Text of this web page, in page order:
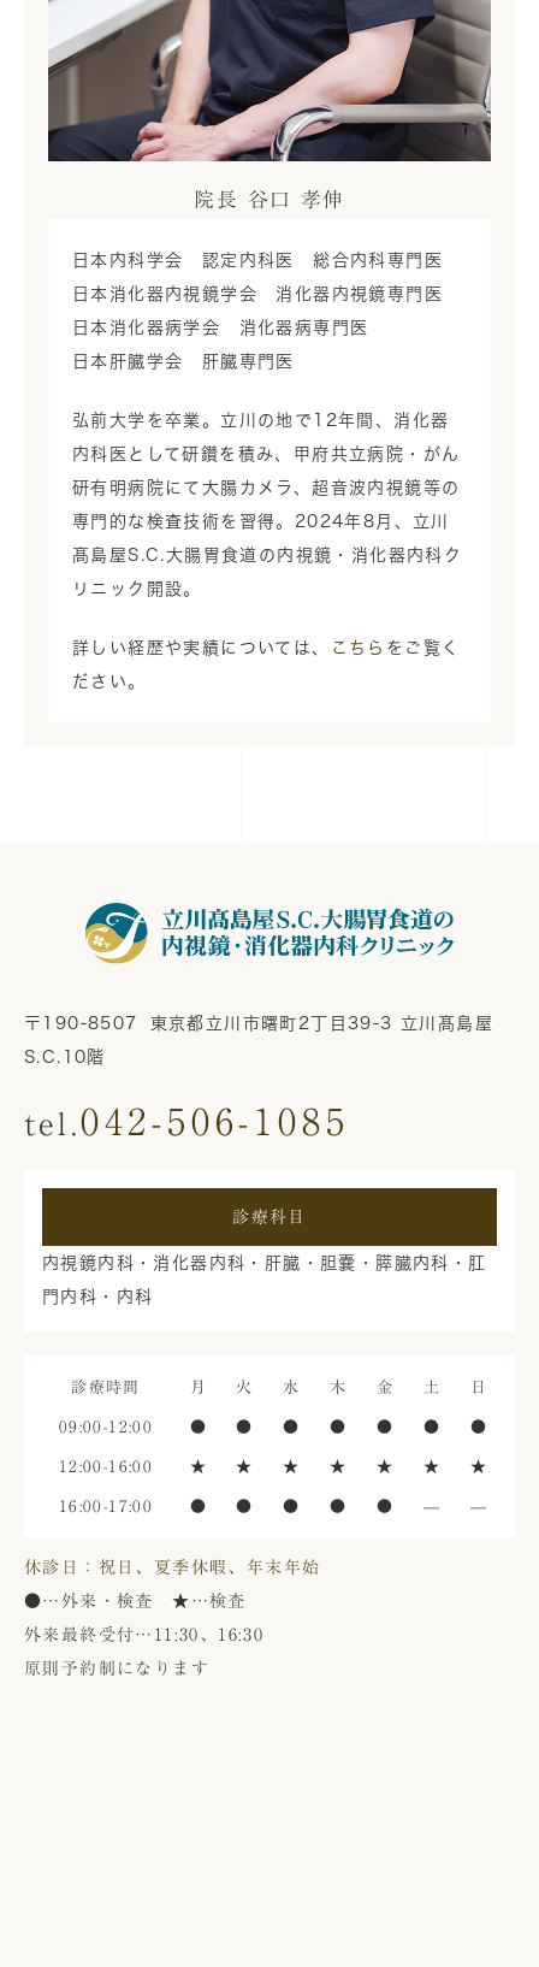
院長 谷口 孝伸
日本内科学会 認定内科医 総合内科専門医
日本消化器内視鏡学会 消化器内視鏡専門医
日本消化器病学会 消化器病専門医
日本肝臓学会 肝臓専門医
弘前大学を卒業。立川の地で12年間、消化器
内科医として研鑽を積み、甲府共立病院・がん
研有明病院にて大腸カメラ、超音波内視鏡等の
専門的な検査技術を習得。2024年8月、立川
髙島屋S.C.大腸胃食道の内視鏡・消化器内科ク
リニック開設。
詳しい経歴や実績については、 こちら をご覧く
ださい。
〒190-8507
東京都立川市曙町2丁目39-3 立川髙島屋
S.C.10階
042-506-1085
診療科目
内視鏡内科・消化器内科・肝臓・胆嚢・膵臓内科・肛
門内科・内科
診療時間 月 火 水 木 金 土 日
09:00-12:00 ● ● ● ● ● ● ●
12:00-16:00 ★ ★ ★ ★ ★ ★ ★
16:00-17:00 ● ● ● ● ● — —
休診日：祝日、夏季休暇、年末年始
●…外来・検査★ …検査
外来最終受付…11:30、16:30
原則予約制になります